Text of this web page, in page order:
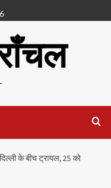
के बीच ट्रायल, 25 को